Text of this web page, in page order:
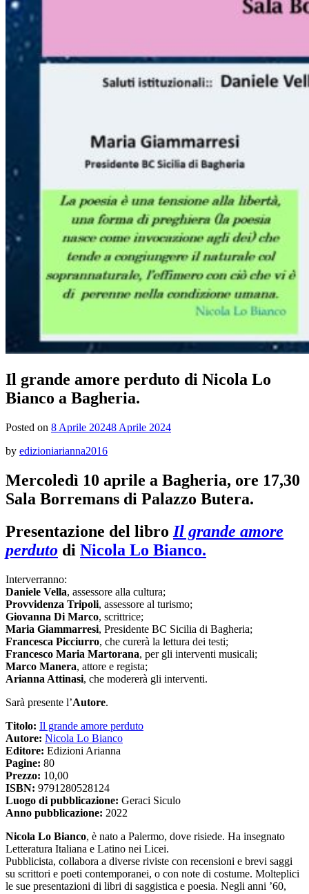
Il grande amore perduto di Nicola Lo
Bianco a Bagheria.
Posted on 8 Aprile 20248 Aprile 2024
by edizioniarianna2016
Mercoledì 10 aprile a Bagheria, ore 17,30
Sala Borremans di Palazzo Butera.
Presentazione del libro Il grande amore
perduto di Nicola Lo Bianco.
Interverranno:
Daniele Vella, assessore alla cultura;
Provvidenza Tripoli, assessore al turismo;
Giovanna Di Marco, scrittrice;
Maria Giammarresi, Presidente BC Sicilia di Bagheria;
Francesca Picciurro, che curerà la lettura dei testi;
Francesco Maria Martorana, per gli interventi musicali;
Marco Manera, attore e regista;
Arianna Attinasi, che modererà gli interventi.
Sarà presente l’Autore.
Titolo: Il grande amore perduto
Autore: Nicola Lo Bianco
Editore: Edizioni Arianna
Pagine: 80
Prezzo: 10,00
ISBN: 9791280528124
Luogo di pubblicazione: Geraci Siculo
Anno pubblicazione: 2022
Nicola Lo Bianco, è nato a Palermo, dove risiede. Ha insegnato
Letteratura Italiana e Latino nei Licei.
Pubblicista, collabora a diverse riviste con recensioni e brevi saggi
su scrittori e poeti contemporanei, o con note di costume. Molteplici
le sue presentazioni di libri di saggistica e poesia. Negli anni ’60,